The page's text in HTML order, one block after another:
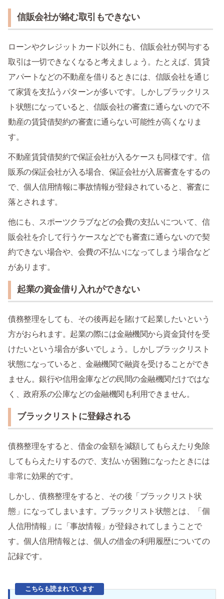
信販会社が絡む取引もできない
ローンやクレジットカード以外にも、信販会社が関与する
取引は一切できなくなると考えましょう。たとえば、賃貸
アパートなどの不動産を借りるときには、信販会社を通じ
て家賃を支払うパターンが多いです。しかしブラックリス
ト状態になっていると、信販会社の審査に通らないので不
動産の賃貸借契約の審査に通らない可能性が高くなりま
す。
不動産賃貸借契約で保証会社が入るケースも同様です。信
販系の保証会社が入る場合、保証会社が入居審査をするの
で、個人信用情報に事故情報が登録されていると、審査に
落とされます。
他にも、スポーツクラブなどの会費の支払いについて、信
販会社を介して行うケースなどでも審査に通らないので契
約できない場合や、会費の不払いになってしまう場合など
があります。
起業の資金借り入れができない
債務整理をしても、その後再起を賭けて起業したいという
方がおられます。起業の際には金融機関から資金貸付を受
けたいという場合が多いでしょう。しかしブラックリスト
状態になっていると、金融機関で融資を受けることができ
ません。銀行や信用金庫などの民間の金融機関だけではな
く、政府系の公庫などの金融機関も利用できません。
ブラックリストに登録される
債務整理をすると、借金の金額を減額してもらえたり免除
してもらえたりするので、支払いが困難になったときには
非常に効果的です。
しかし、債務整理をすると、その後「ブラックリスト状
態」になってしまいます。ブラックリスト状態とは、「個
人信用情報」に「事故情報」が登録されてしまうことで
す。個人信用情報とは、個人の借金の利用履歴についての
記録です。
こちらも読まれています